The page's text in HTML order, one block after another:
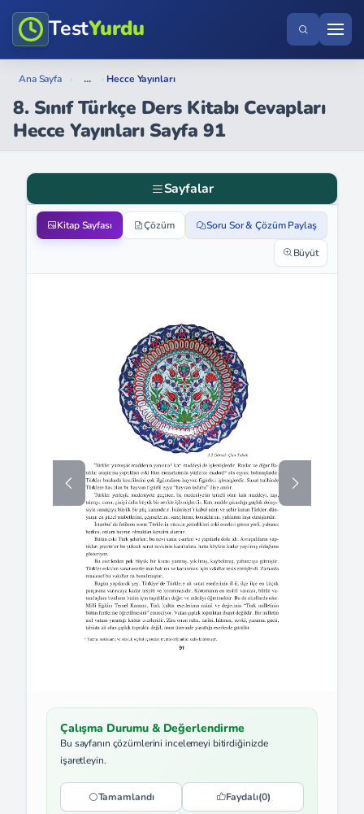
TestYurdu
Ana Sayfa › ... › Hecce Yayınları
8. Sınıf Türkçe Ders Kitabı Cevapları
Hecce Yayınları Sayfa 91
Sayfalar
Kitap Sayfası Çözüm Soru Sor & Çözüm Paylaş
Büyüt
Çalışma Durumu & Değerlendirme
Bu sayfanın çözümlerini incelemeyi bitirdiğinizde
işaretleyin.
Tamamlandı Faydalı(0)